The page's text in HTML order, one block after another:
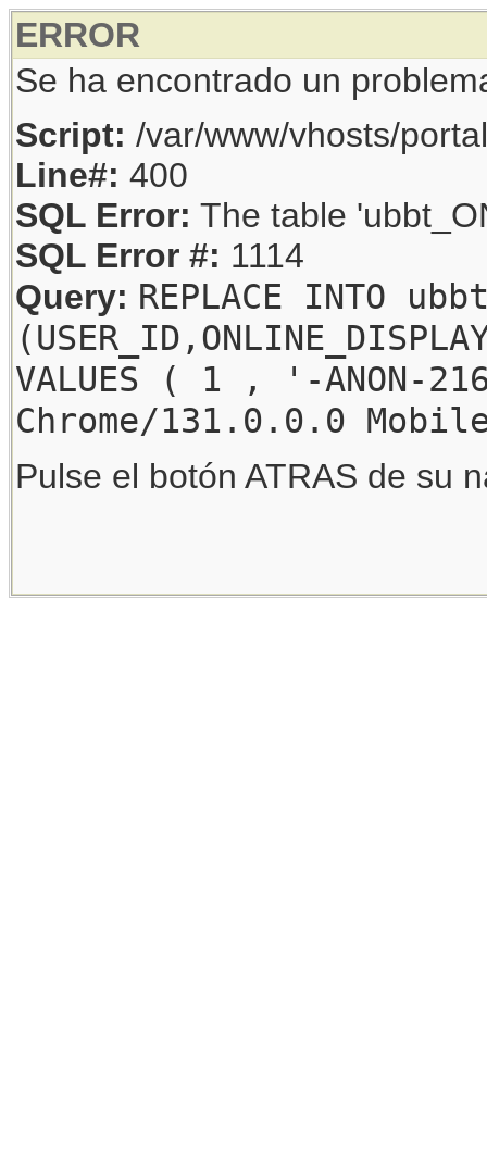
ERROR
Se ha encontrado un
Script: /var/www/vhosts/
Line#: 400
SQL Error: The table
SQL Error #: 1114
Query: REPLACE INTO
VALUES ( 1 , '-
Chrome/131.0.0.0
Pulse el botón ATRAS de su